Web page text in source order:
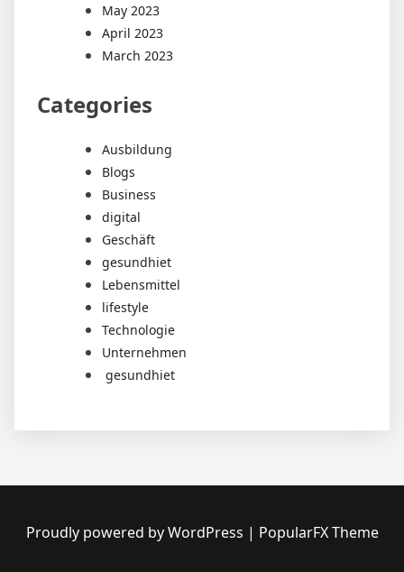
May 2023
April 2023
March 2023
Categories
Ausbildung
Blogs
Business
digital
Geschäft
gesundhiet
Lebensmittel
lifestyle
Technologie
Unternehmen
gesundhiet
Proudly powered by WordPress | PopularFX Theme